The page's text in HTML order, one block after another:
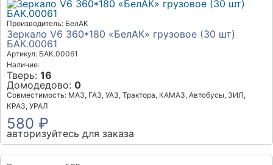
Производитель: БелАК
Зеркало V6 360*180 «БелАК» грузовое (30 шт)
БАК.00061
Артикул: БАК.00061
Наличие:
Тверь: 16
Домодедово: 0
Совместимость: МАЗ, ГАЗ, УАЗ, Трактора, КАМАЗ, Автобусы, ЗИЛ,
КРАЗ, УРАЛ
580 ₽
авторизуйтесь для заказа